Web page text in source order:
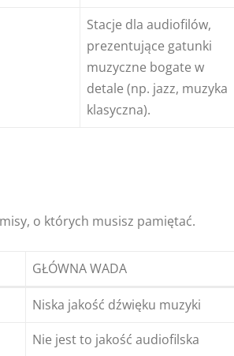
Stacje dla audiofilów,
prezentujące gatunki
muzyczne bogate w
detale (np. jazz, muzyka
klasyczna).
o których musisz pamiętać.
GŁÓWNA WADA
Niska jakość dźwięku muzyki
Nie jest to jakość audiofilska